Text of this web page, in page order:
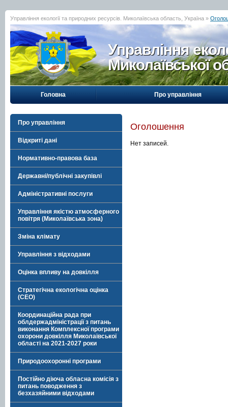
Управління екології та природних ресурсів. Миколаївська область, Україна »
Управління
Миколаївської
Головна Про управління
Про управління
Відкриті дані
Нормативно-правова база
Державні/публічні закупівлі
Адміністративні послуги
Управління якістю атмосферного
повітря (Миколаївська зона)
Зміна клімату
Управління з відходами
Оцінка впливу на довкілля
Стратегічна екологічна оцінка
(СЕО)
Координаційна рада при
облдержадміністрації з питань
виконання Комплексної програми
охорони довкілля Миколаївської
області на 2021-2027 роки
Природоохоронні програми
Постійно діюча обласна комісія з
питань поводження з
безхазяйними відходами
Оголошення
Нет записей.